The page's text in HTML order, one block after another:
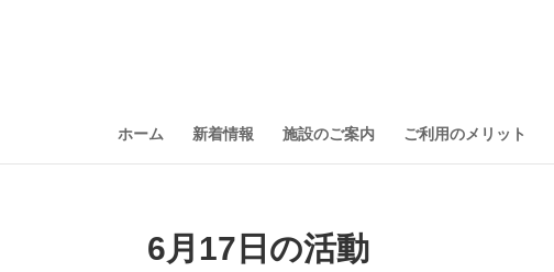
ホーム 新着情報 施設のご案内 ご利用のメリット
6月17日の活動